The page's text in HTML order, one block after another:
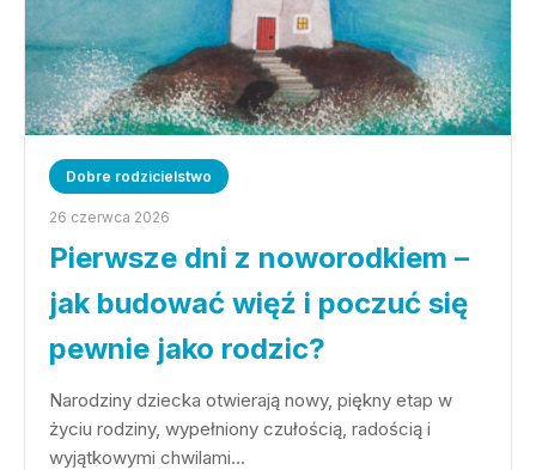
Dobre rodzicielstwo
26 czerwca 2026
Pierwsze dni z noworodkiem –
jak budować więź i poczuć się
pewnie jako rodzic?
Narodziny dziecka otwierają nowy, piękny etap w
życiu rodziny, wypełniony czułością, radością i
wyjątkowymi chwilami…